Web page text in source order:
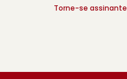
Torne-se assinante